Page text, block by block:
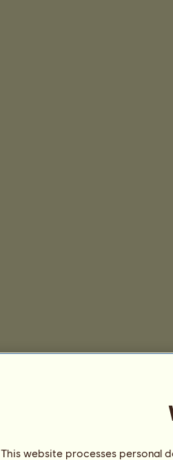
This website processes personal